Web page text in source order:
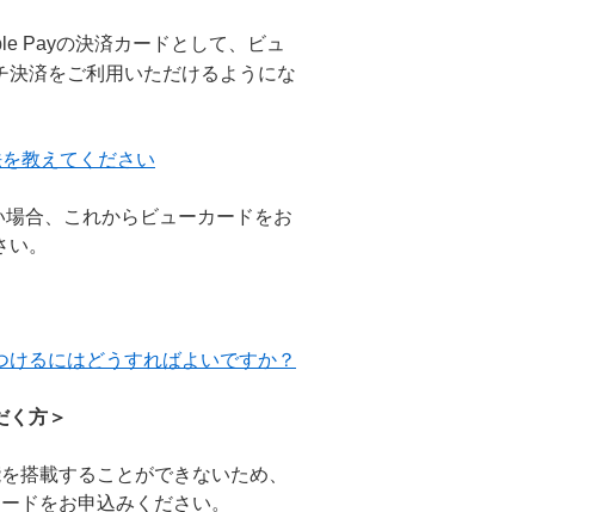
Payの決済カードとして、ビュ
済をご利用いただけるようにな
教えてください
場合、これからビューカードをお
。
るにはどうすればよいですか？
く方＞
搭載することができないため、
ドをお申込みください。